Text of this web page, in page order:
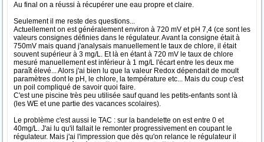
Au final on a réussi à récupérer une eau propre et claire.
Seulement il me reste des questions...
Actuellement on est généralement environ à 720 mV et pH 7,4 (ce sont les
valeurs consignes définies dans le régulateur. Avant la consigne était à
750mV mais quand j'analysais manuellement le taux de chlore, il était
souvent supérieur à 3 mg/L. Et là en étant à 720 mV le taux de chlore
mesuré manuellement est inférieur à 1 mg/L l'écart entre les deux me
paraît élevé... Alors j'ai bien lu que la valeur Redox dépendait de moult
paramètres dont le pH, le chlore, la température etc... Mais du coup c'est
un poil compliqué de savoir quoi faire.
C'est une piscine très peu utilisée sauf quand les petits-enfants sont là
(les WE et une partie des vacances scolaires).
Le problème c'est aussi le TAC : sur la bandelette on est entre 0 et
40mg/L. J'ai lu qu'il fallait le remonter progressivement en coupant le
régulateur. Mais j'ai l'impression que dès qu'on relance le régulateur il